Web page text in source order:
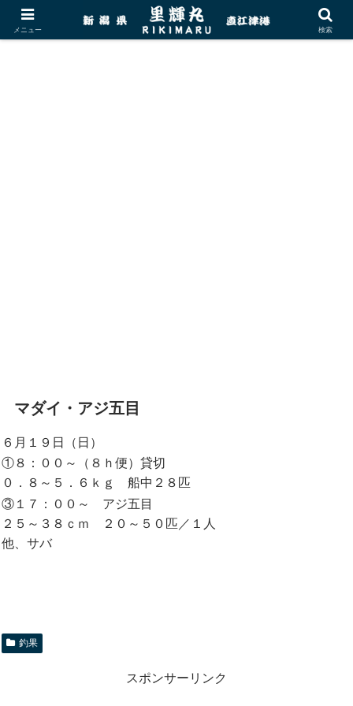
マダイ・アジ五目
６月１９日（日）
①８：００～（８ｈ便）貸切
０．８～５．６ｋｇ 船中２８匹
③１７：００～ アジ五目
２５～３８ｃｍ ２０～５０匹／１人
他、サバ
釣果
スポンサーリンク
メニュー 検索